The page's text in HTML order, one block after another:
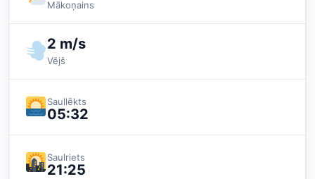
Mākoņains
2 m/s
Vējš
Saullēkts
05:32
Saulriets
21:25